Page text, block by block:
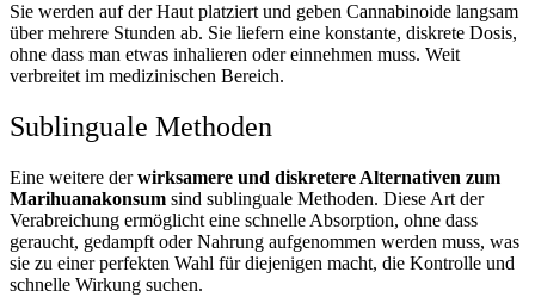
Sie werden auf der Haut platziert und geben Cannabinoide langsam
über mehrere Stunden ab. Sie liefern eine konstante, diskrete Dosis,
ohne dass man etwas inhalieren oder einnehmen muss. Weit
verbreitet im medizinischen Bereich.
Sublinguale Methoden
Eine weitere derwirksamere und diskretere Alternativen zum
Marihuanakonsum sind sublinguale Methoden. Diese Art der
Verabreichung ermöglicht eine schnelle Absorption, ohne dass
geraucht, gedampft oder Nahrung aufgenommen werden muss, was
sie zu einer perfekten Wahl für diejenigen macht, die Kontrolle und
schnelle Wirkung suchen.